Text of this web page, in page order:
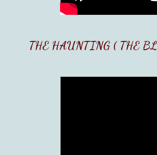
THE HAUNTING ( THE